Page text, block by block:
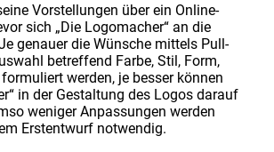
Vorstellungen über ein Online-
sich „Die Logomacher“ an die
genauer die Wünsche mittels Pull-
betreffend Farbe, Stil, Form,
werden, je besser können
in der Gestaltung des Logos darauf
weniger Anpassungen werden
Erstentwurf notwendig.